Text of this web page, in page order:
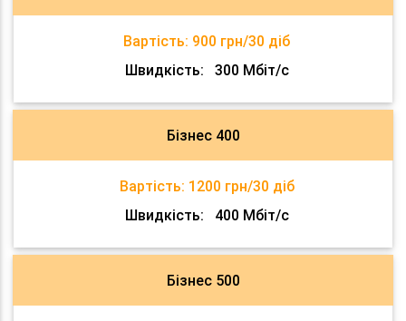
Вартість: 900 грн/30 діб
Швидкість:
300 Мбіт/с
Бізнес 400
Вартість: 1200 грн/30 діб
Швидкість:
400 Мбіт/с
Бізнес 500